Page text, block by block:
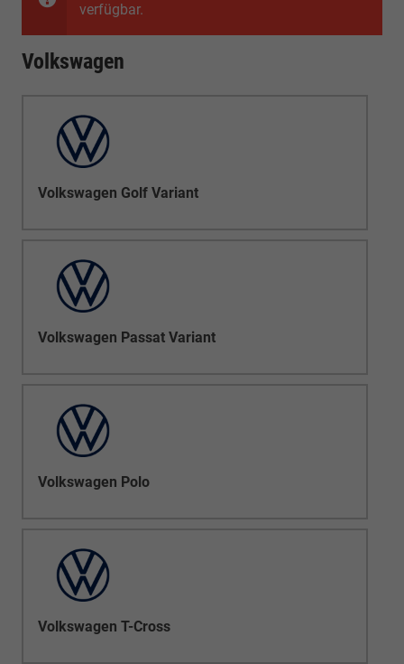
verfügbar.
Volkswagen
Volkswagen Golf Variant
Volkswagen Passat Variant
Volkswagen Polo
Volkswagen T-Cross